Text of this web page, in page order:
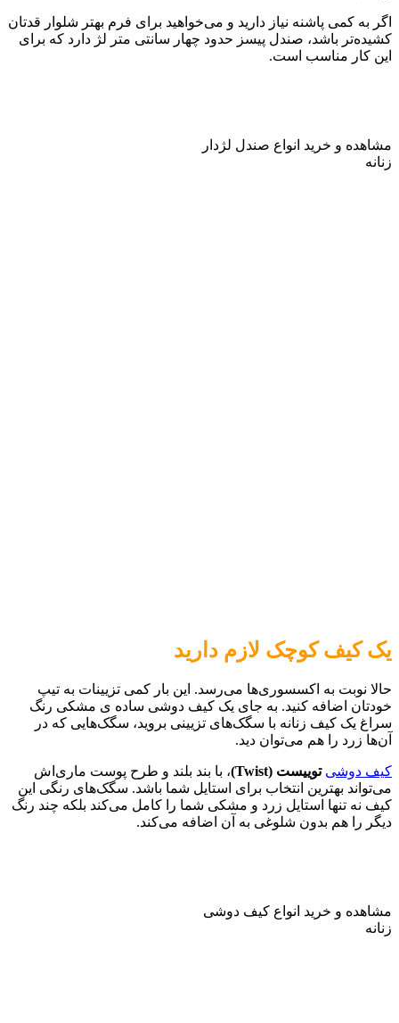
اگر به کمی پاشنه نیاز دارید و می‌خواهید برای فرم بهتر شلوار قدتان
کشیده‌تر باشد، صندل پیسز حدود چهار سانتی متر لژ دارد که برای
این کار مناسب است.
مشاهده و خرید انواع صندل لژدار
زنانه
یک کیف کوچک لازم دارید
حالا نوبت به اکسسوری‌ها می‌رسد. این بار کمی تزیینات به تیپ
خودتان اضافه کنید. به جای یک کیف دوشی ساده ی مشکی رنگ
سراغ یک کیف زنانه با سگک‌های تزیینی بروید، سگک‌هایی که در
آن‌ها زرد را هم می‌توان دید.
کیف دوشی توییست (Twist
)، با بند بلند و طرح پوست ماری‌اش
می‌تواند بهترین انتخاب برای استایل شما باشد. سگک‌های رنگی این
کیف نه تنها استایل زرد و مشکی شما را کامل می‌کند بلکه چند رنگ
دیگر را هم بدون شلوغی به آن اضافه می‌کند.
مشاهده و خرید انواع کیف دوشی
زنانه